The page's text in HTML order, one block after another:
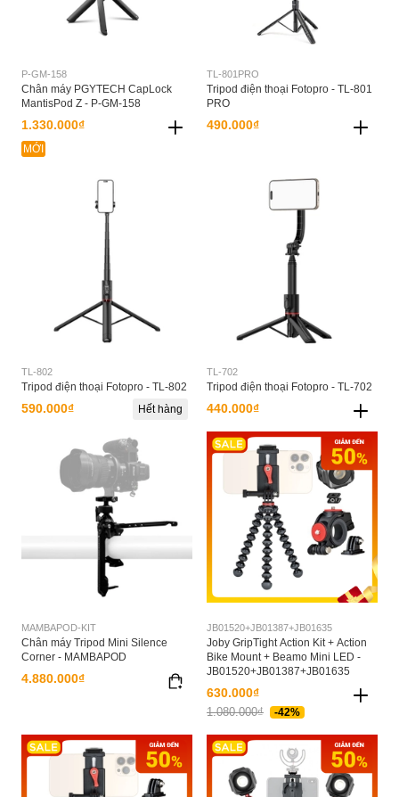
P-GM-158
Chân máy PGYTECH CapLock
MantisPod Z - P-GM-158
1.330.000₫
MỚI
TL-801PRO
Tripod điện thoại Fotopro - TL-801
PRO
490.000₫
TL-802
Tripod điện thoại Fotopro - TL-802
590.000₫ Hết hàng
TL-702
Tripod điện thoại Fotopro - TL-702
440.000₫
MAMBAPOD-KIT
Chân máy Tripod Mini Silence
Corner - MAMBAPOD
4.880.000₫
JB01520+JB01387+JB01635
Joby GripTight Action Kit + Action
Bike Mount + Beamo Mini LED -
JB01520+JB01387+JB01635
630.000₫
1.080.000₫ -42%